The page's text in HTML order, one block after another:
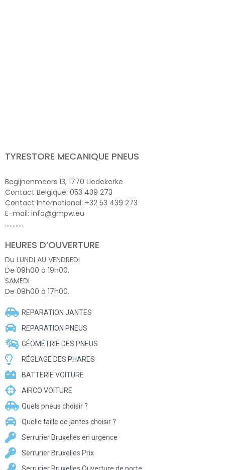
TYRESTORE MECANIQUE PNEUS
Begijnenmeers 13, 1770 Liedekerke
Contact Belgique: 053 439 273
Contact International: +32 53 439 273
E-mail: info@gmpw.eu
…………
HEURES D’OUVERTURE
Du LUNDI AU VENDREDI
De 09h00 à 19h00.
SAMEDI
De 09h00 à 17h00.
REPARATION JANTES
REPARATION PNEUS
GÉOMÉTRIE DES PNEUS
RÉGLAGE DES PHARES
BATTERIE VOITURE
AIRCO VOITURE
Quels pneus choisir ?
Quelle taille de jantes choisir ?
Serrurier Bruxelles en urgence
Serrurier Bruxelles Prix
Serrurier Bruxelles Ouverture de porte